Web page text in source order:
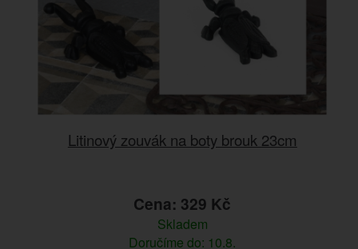
Litinový zouvák na boty brouk 23cm
Cena: 329 Kč
Skladem
Doručíme do: 10.8.